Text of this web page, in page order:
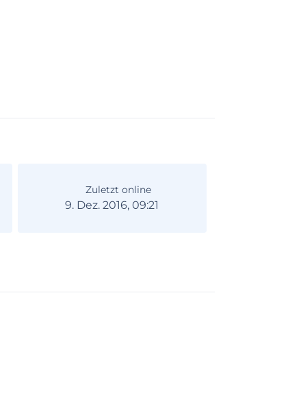
Zuletzt online
9. Dez. 2016, 09:21